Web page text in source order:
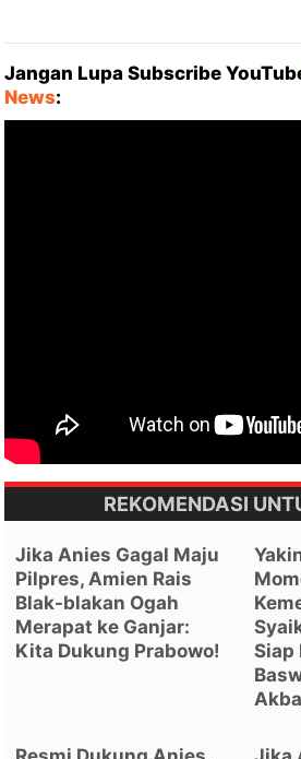
Jangan Lupa Subscribe
News:
REKOMENDASI
Jika Anies Gagal Maju
Pilpres, Amien Rais
Blak-blakan Ogah
Merapat ke Ganjar:
Kita Dukung Prabowo!
Siap